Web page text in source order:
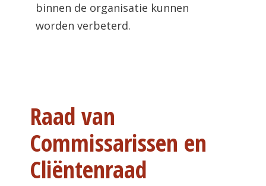
binnen de organisatie kunnen
worden verbeterd.
Raad van
Commissarissen en
Cliëntenraad